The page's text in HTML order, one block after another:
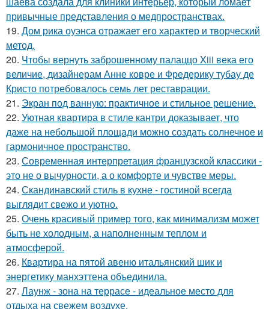
привычные представления о медпространствах.
19. Дом рика оуэнса отражает его характер и творческий
метод.
20. Чтобы вернуть заброшенному палаццо Xiii века его
величие, дизайнерам Анне ковре и Фредерику тубау де
Кристо потребовалось семь лет реставрации.
21. Экран под ванную: практичное и стильное решение.
22. Уютная квартира в стиле кантри доказывает, что
даже на небольшой площади можно создать солнечное и
гармоничное пространство.
23. Современная интерпретация французской классики -
это не о вычурности, а о комфорте и чувстве меры.
24. Скандинавский стиль в кухне - гостиной всегда
выглядит свежо и уютно.
25. Очень красивый пример того, как минимализм может
быть не холодным, а наполненным теплом и
атмосферой.
26. Квартира на пятой авеню итальянский шик и
энергетику манхэттена объединила.
27. Лаунж - зона на террасе - идеальное место для
отдыха на свежем воздухе.